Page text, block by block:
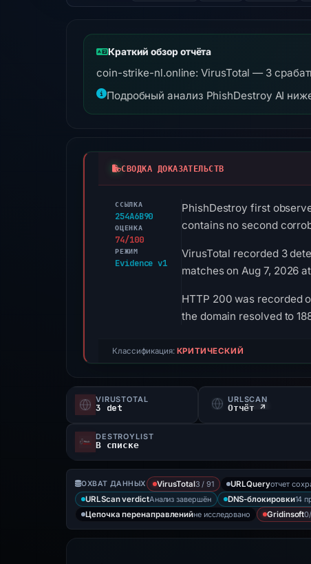
Краткий обзор отчёта
coin-strike-nl.online: VirusTotal — 3
Подробный анализ PhishDestroy AI
СВОДКА ДОКАЗАТЕЛЬСТВ
ССЫЛКА
254A6B90
ОЦЕНКА
74/100
РЕЖИМ
Evidence v1
PhishDestroy first
contains no second
VirusTotal recorded 3
matches on Aug 7, 2026
HTTP 200 was recorded
the domain resolved to
Классификация: КРИТИЧЕСКИЙ
VIRUSTOTAL
3 det
URLSCAN
Отчёт ↗
DESTROYLIST
В списке
ОХВАТ ДАННЫХ VirusTotal3 / 91 URLQueryотчет
URLScan verdictАнализ завершён DNS-блокировки14
Цепочка перенаправленийне исследовано Gridinsoft